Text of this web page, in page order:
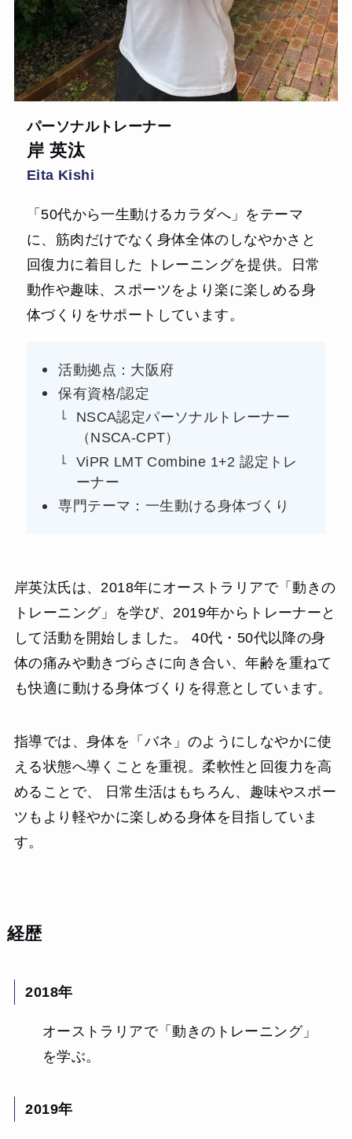
パーソナルトレーナー
岸 英汰
Eita Kishi
「50代から一生動けるカラダへ」をテーマ
に、筋肉だけでなく身体全体のしなやかさと
回復力に着目した トレーニングを提供。日常
動作や趣味、スポーツをより楽に楽しめる身
体づくりをサポートしています。
活動拠点：大阪府
保有資格/認定
NSCA認定パーソナルトレーナー
（NSCA-CPT）
ViPR LMT Combine 1+2 認定トレ
ーナー
専門テーマ：一生動ける身体づくり
岸英汰氏は、2018年にオーストラリアで「動きの
トレーニング」を学び、2019年からトレーナーと
して活動を開始しました。 40代・50代以降の身
体の痛みや動きづらさに向き合い、年齢を重ねて
も快適に動ける身体づくりを得意としています。
指導では、身体を「バネ」のようにしなやかに使
える状態へ導くことを重視。柔軟性と回復力を高
めることで、 日常生活はもちろん、趣味やスポー
ツもより軽やかに楽しめる身体を目指していま
す。
経歴
2018年
オーストラリアで「動きのトレーニング」
を学ぶ。
2019年